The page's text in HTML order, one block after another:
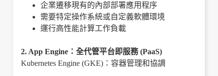
企業遷移現有的內部部署應用程序
需要特定操作系統或自定義軟體環境
運行高性能計算工作負載
2. App Engine：全代管平台即服務 (PaaS)
Kubernetes Engine (GKE)：容器管理和協調